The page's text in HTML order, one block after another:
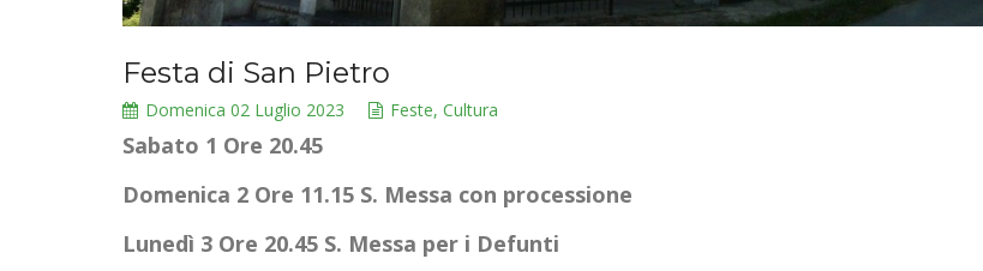
Festa di San Pietro
Domenica 02 Luglio 2023 Feste, Cultura
Sabato 1 Ore 20.45
Domenica 2 Ore 11.15 S. Messa con processione
Lunedì 3 Ore 20.45 S. Messa per i Defunti